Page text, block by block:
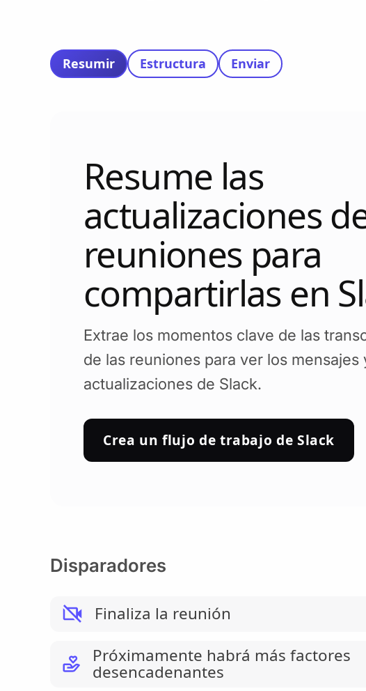
Resumir Estructura Enviar
Resume las
actualizaciones
reuniones para
compartirlas en
Extrae los momentos clave de las
de las reuniones para ver los mensajes
actualizaciones de Slack.
Crea un flujo de trabajo de Slack
Disparadores
Finaliza la reunión
Próximamente habrá más factores
desencadenantes